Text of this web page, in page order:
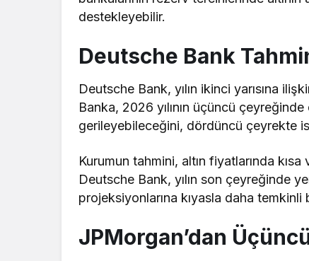
destekleyebilir.
Deutsche Bank
Deutsche Bank, yılın ikinci yarısına
Banka, 2026 yılının üçüncü
gerileyebileceğini, dördüncü çeyrekte
Kurumun tahmini, altın fiyatlarında
Deutsche Bank, yılın son çeyreğinde
projeksiyonlarına kıyasla daha
JPMorgan’dan